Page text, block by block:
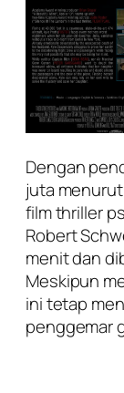
Dengan
juta
film thriller
Robert
menit dan
Meskipun
ini tetap
penggemar